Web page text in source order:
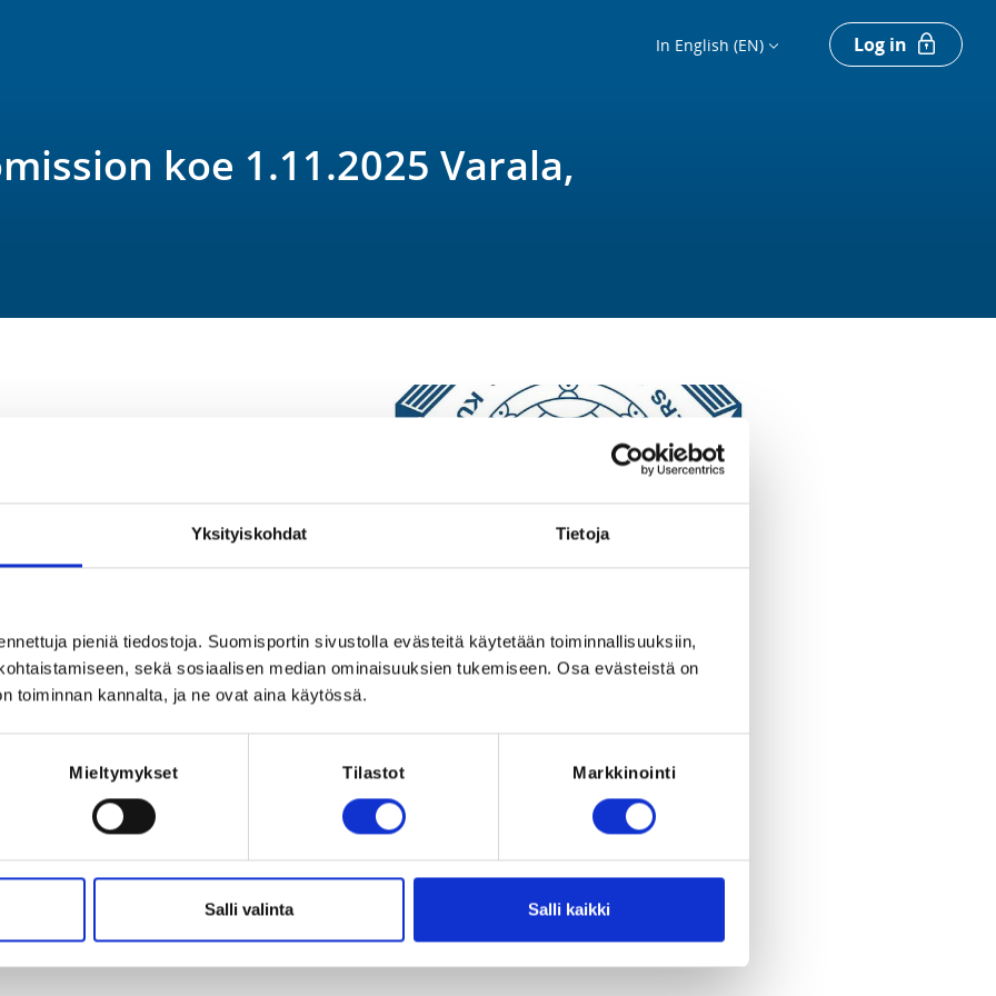
Yksityiskohdat Tietoja
pieniä tiedostoja. Suomisportin sivustolla evästeitä käytetään toiminnallisuuksiin,
sekä sosiaalisen median ominaisuuksien tukemiseen. Osa evästeistä on
toiminnan kannalta, ja ne ovat aina käytössä.
Mieltymykset Tilastot Markkinointi
Salli valinta Salli kaikki
In English (EN) Log in
koe 1.11.2025 Varala,
at 23:59
REQUIRED FOR THE REGISTRATION
Licence: Taekwondolisenssi 2025